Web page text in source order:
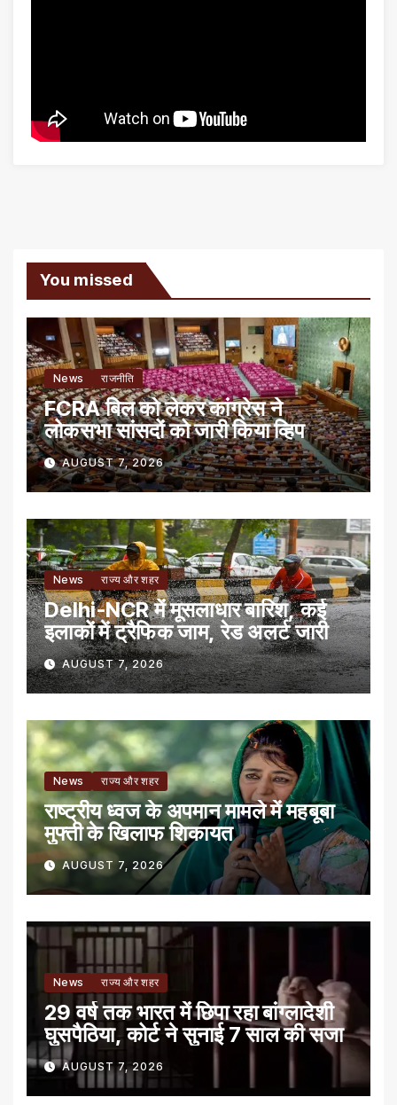
You missed
News राजनीति
FCRA बिल को लेकर कांग्रेस ने
लोकसभा सांसदों को जारी किया व्हिप
AUGUST 7, 2026
News राज्य और शहर
Delhi-NCR में मूसलाधार बारिश, कई
इलाकों में ट्रैफिक जाम, रेड अलर्ट जारी
AUGUST 7, 2026
News राज्य और शहर
राष्ट्रीय ध्वज के अपमान मामले में महबूबा
मुफ्ती के खिलाफ शिकायत
AUGUST 7, 2026
News राज्य और शहर
29 वर्ष तक भारत में छिपा रहा बांग्लादेशी
घुसपैठिया, कोर्ट ने सुनाई 7 साल की सजा
AUGUST 7, 2026